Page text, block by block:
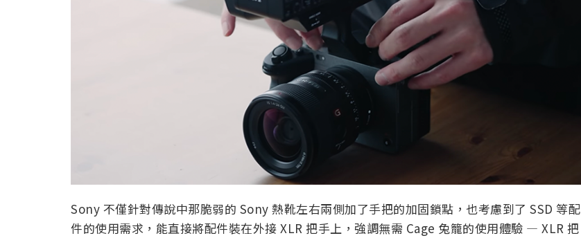
Sony 不僅針對傳說中那脆弱的 Sony 熱靴左右兩側加了手把的加固鎖點，也考慮到了 SSD 等配
件的使用需求，能直接將配件裝在外接 XLR 把手上，強調無需 Cage 兔籠的使用體驗 — XLR 把